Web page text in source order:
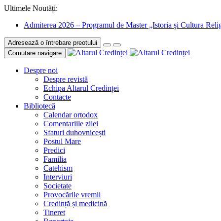
Ultimele Noutăți:
Admiterea 2026 – Programul de Master „Istoria și Cultura
Adresează o întrebare preotului
Comutare navigare
Despre noi
Despre revistă
Echipa Altarul Credinței
Contacte
Bibliotecă
Calendar ortodox
Comentariile zilei
Sfaturi duhovnicești
Postul Mare
Predici
Familia
Catehism
Interviuri
Societate
Provocările vremii
Credință și medicină
Tineret